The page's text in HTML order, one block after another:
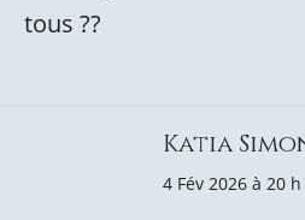
tous ??
Katia
4 Fév 2026 à 20